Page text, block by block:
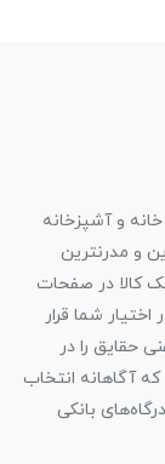
و آشپزخانه
و مدرنترین
کالا در صفحات
شما قرار
حقایق را در
آگاهانه انتخاب
بانکی